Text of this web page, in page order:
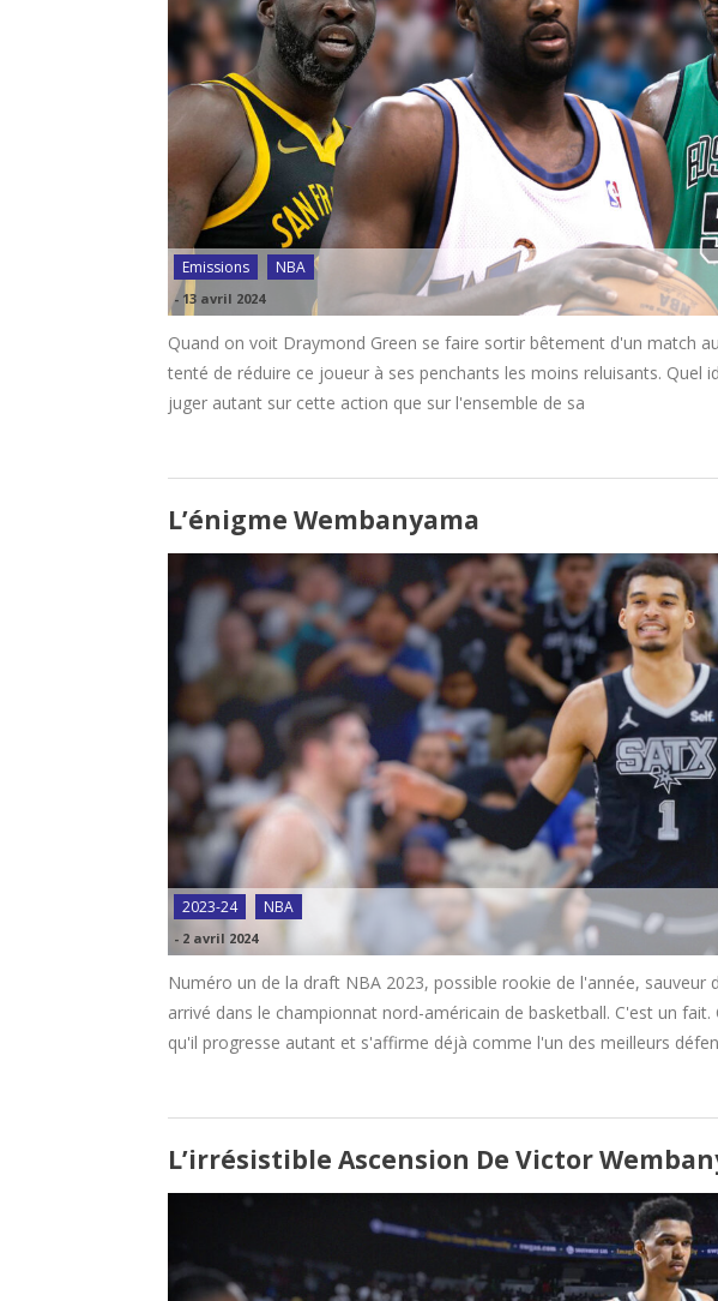
Emissions NBA
- 13 avril 2024
Quand on voit Draymond Green se faire sortir bêtement d'un match
tenté de réduire ce joueur à ses penchants les moins reluisants. Quel
juger autant sur cette action que sur l'ensemble de sa
L’énigme Wembanyama
2023-24 NBA
- 2 avril 2024
Numéro un de la draft NBA 2023, possible rookie de l'année, sauveur
arrivé dans le championnat nord-américain de basketball. C'est un
qu'il progresse autant et s'affirme déjà comme l'un des meilleurs
L’irrésistible Ascension De Victor